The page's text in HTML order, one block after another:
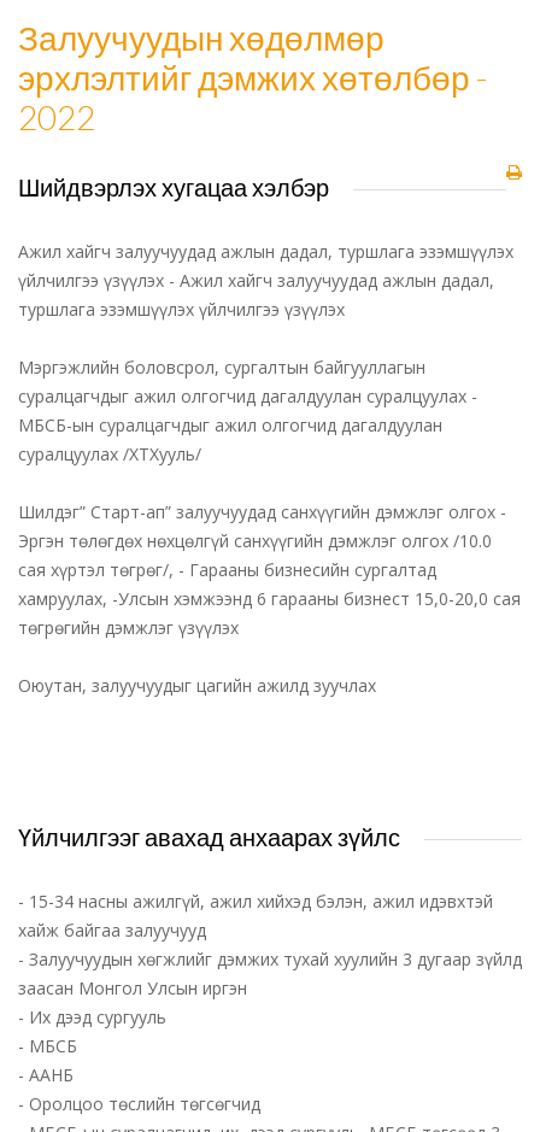
Залуучуудын хөдөлмөр
эрхлэлтийг дэмжих хөтөлбөр -
2022
Шийдвэрлэх хугацаа хэлбэр
Ажил хайгч залуучуудад ажлын дадал, туршлага эзэмшүүлэх
үйлчилгээ үзүүлэх - Ажил хайгч залуучуудад ажлын дадал,
туршлага эзэмшүүлэх үйлчилгээ үзүүлэх
Мэргэжлийн боловсрол, сургалтын байгууллагын
суралцагчдыг ажил олгогчид дагалдуулан суралцуулах -
МБСБ-ын суралцагчдыг ажил олгогчид дагалдуулан
суралцуулах /ХТХууль/
Шилдэг” Старт-ап” залуучуудад санхүүгийн дэмжлэг олгох -
Эргэн төлөгдөх нөхцөлгүй санхүүгийн дэмжлэг олгох /10.0
сая хүртэл төгрөг/, - Гарааны бизнесийн сургалтад
хамруулах, -Улсын хэмжээнд 6 гарааны бизнест 15,0-20,0 сая
төгрөгийн дэмжлэг үзүүлэх
Оюутан, залуучуудыг цагийн ажилд зуучлах
Үйлчилгээг авахад анхаарах зүйлс
- 15-34 насны ажилгүй, ажил хийхэд бэлэн, ажил идэвхтэй
хайж байгаа залуучууд
- Залуучуудын хөгжлийг дэмжих тухай хуулийн 3 дугаар зүйлд
заасан Монгол Улсын иргэн
- Их дээд сургууль
- МБСБ
- ААНБ
- Оролцоо төслийн төгсөгчид